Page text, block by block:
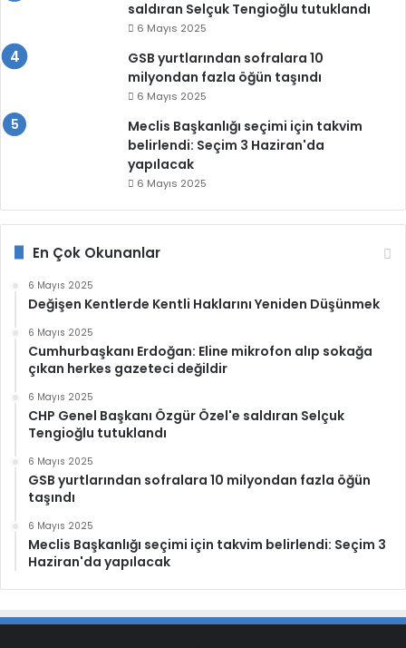
saldıran Selçuk Tengioğlu tutuklandı
6 Mayıs 2025
GSB yurtlarından sofralara 10
milyondan fazla öğün taşındı
6 Mayıs 2025
Meclis Başkanlığı seçimi için takvim
belirlendi: Seçim 3 Haziran'da
yapılacak
6 Mayıs 2025
En Çok Okunanlar
6 Mayıs 2025
Değişen Kentlerde Kentli Haklarını Yeniden Düşünmek
6 Mayıs 2025
Cumhurbaşkanı Erdoğan: Eline mikrofon alıp sokağa
çıkan herkes gazeteci değildir
6 Mayıs 2025
CHP Genel Başkanı Özgür Özel'e saldıran Selçuk
Tengioğlu tutuklandı
6 Mayıs 2025
GSB yurtlarından sofralara 10 milyondan fazla öğün
taşındı
6 Mayıs 2025
Meclis Başkanlığı seçimi için takvim belirlendi: Seçim 3
Haziran'da yapılacak